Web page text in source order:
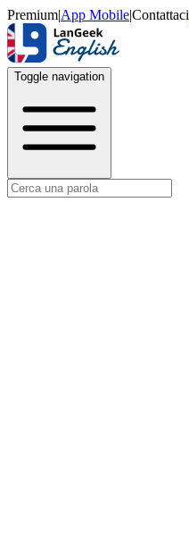
Premium|App Mobile|Contattaci
Toggle navigation